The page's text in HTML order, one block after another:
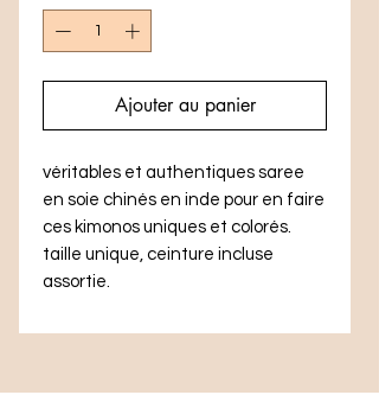
Ajouter au panier
véritables et authentiques saree
en soie chinés en inde pour en faire
ces kimonos uniques et colorés.
taille unique, ceinture incluse
assortie.